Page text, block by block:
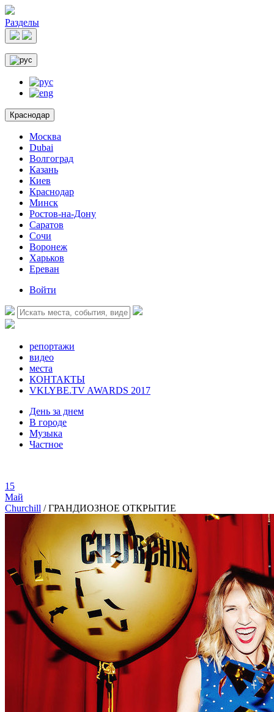
Разделы
Краснодар
Москва
Dubai
Волгоград
Казань
Киев
Краснодар
Минск
Ростов-на-Дону
Саратов
Сочи
Воронеж
Харьков
Ереван
Войти
репортажи
видео
места
КОНТАКТЫ
VKLYBE.TV AWARDS 2017
День за днем
В городе
Музыка
Частное
15
Май
Churchill /ГРАНДИОЗНОЕ ОТКРЫТИЕ